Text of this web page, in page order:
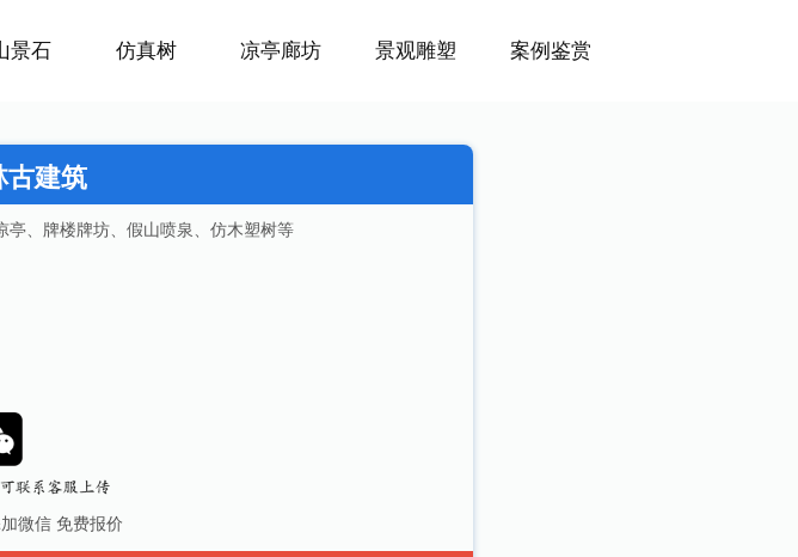
景石 仿真树 凉亭廊坊 景观雕塑 案例鉴赏
古建筑
亭、牌楼牌坊、假山喷泉、仿木塑树等
微信 免费报价